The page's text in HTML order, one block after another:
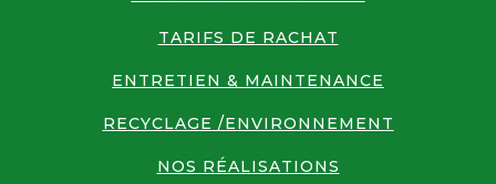
TARIFS DE RACHAT
ENTRETIEN & MAINTENANCE
RECYCLAGE /ENVIRONNEMENT
NOS RÉALISATIONS